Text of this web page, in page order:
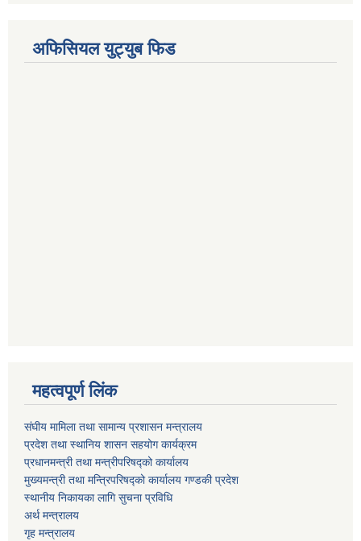
अफिसियल युट्युब फिड
महत्वपूर्ण लिंक
संघीय मामिला तथा सामान्य प्रशासन मन्त्रालय
प्रदेश तथा स्थानिय शासन सहयोग कार्यक्रम
प्रधानमन्त्री तथा मन्त्रीपरिषद्को कार्यालय
मुख्यमन्त्री तथा मन्त्रिपरिषद्को कार्यालय गण्डकी प्रदेश
स्थानीय निकायका लागि सुचना प्रविधि
अर्थ मन्त्रालय
गृह मन्त्रालय